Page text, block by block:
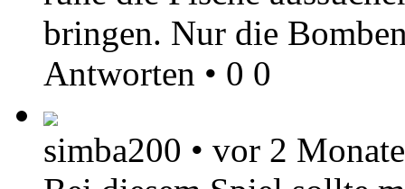
bringen. Nur die
Antworten • 0 0
simba200 • vor 2